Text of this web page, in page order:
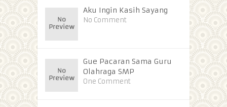
Aku Ingin Kasih Sayang
No Comment
Gue Pacaran Sama Guru
Olahraga SMP
One Comment